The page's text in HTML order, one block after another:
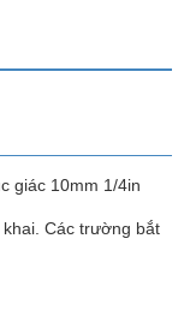
giác 10mm 1/4in
Các trường bắt